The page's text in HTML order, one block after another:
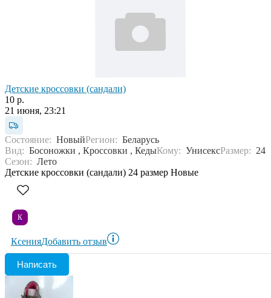
Детские кроссовки (сандали)
10 р.
21 июня, 23:21
Состояние: НовыйРегион: Беларусь
Вид: Босоножки , Кроссовки , КедыКому: УнисексРазмер: 24
Сезон: Лето
Детские кроссовки (сандали) 24 размер Новые
К
КсенияДобавить отзыв
Написать